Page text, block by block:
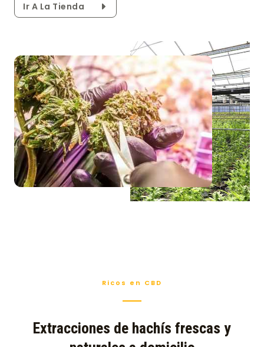
Ir A La Tienda
Ricos en CBD
Extracciones de hachís frescas y